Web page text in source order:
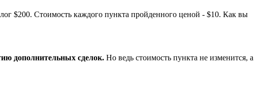
$200. Стоимость каждого пункта пройденного ценой - $10. Как вы
дополнительных сделок. Но ведь стоимость пункта не изменится, а